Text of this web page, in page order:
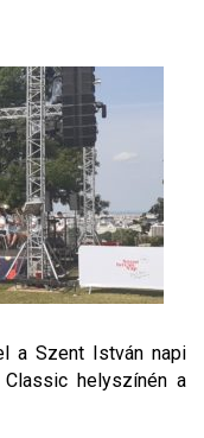
a Szent István napi
Classic helyszínén a